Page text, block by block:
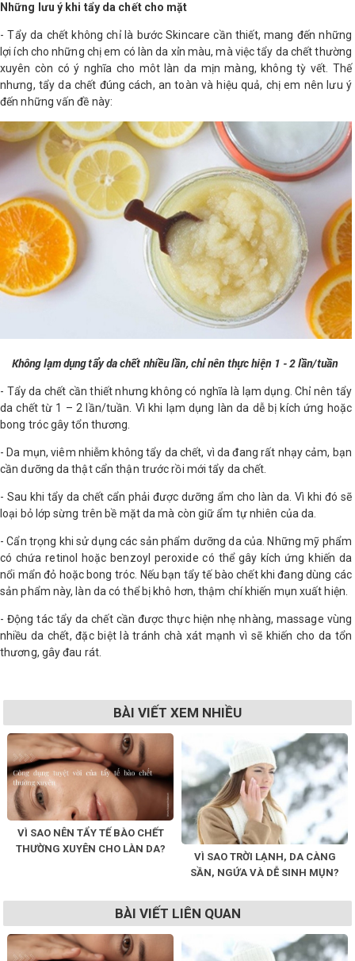
Những lưu ý khi tẩy da chết cho mặt
- Tẩy da chết không chỉ là bước Skincare cần thiết, mang đến những
lợi ích cho những chị em có làn da xỉn màu, mà việc tẩy da chết thường
xuyên còn có ý nghĩa cho môt làn da mịn màng, không tỳ vết. Thế
nhưng, tẩy da chết đúng cách, an toàn và hiệu quả, chị em nên lưu ý
đến những vấn đề này:
Không lạm dụng tẩy da chết nhiều lần, chỉ nên thực hiện 1 - 2 lần/tuần
- Tẩy da chết cần thiết nhưng không có nghĩa là lạm dụng. Chỉ nên tẩy
da chết từ 1 – 2 lần/tuần. Vì khi lạm dụng làn da dễ bị kích ứng hoặc
bong tróc gây tổn thương.
- Da mụn, viêm nhiễm không tẩy da chết, vì da đang rất nhạy cảm, bạn
cần dưỡng da thật cẩn thận trước rồi mới tẩy da chết.
- Sau khi tẩy da chết cẩn phải được dưỡng ẩm cho làn da. Vì khi đó sẽ
loại bỏ lớp sừng trên bề mặt da mà còn giữ ẩm tự nhiên của da.
- Cẩn trọng khi sử dụng các sản phẩm dưỡng da của. Những mỹ phẩm
có chứa retinol hoặc benzoyl peroxide có thể gây kích ứng khiến da
nổi mẩn đỏ hoặc bong tróc. Nếu bạn tẩy tế bào chết khi đang dùng các
sản phẩm này, làn da có thể bị khô hơn, thậm chí khiến mụn xuất hiện.
- Động tác tẩy da chết cần được thực hiện nhẹ nhàng, massage vùng
nhiều da chết, đặc biệt là tránh chà xát mạnh vì sẽ khiến cho da tổn
thương, gây đau rát.
BÀI VIẾT XEM NHIỀU
VÌ SAO NÊN TẨY TẾ BÀO CHẾT
THƯỜNG XUYÊN CHO LÀN DA?
VÌ SAO TRỜI LẠNH, DA CÀNG
SẦN, NGỨA VÀ DỄ SINH MỤN?
BÀI VIẾT LIÊN QUAN